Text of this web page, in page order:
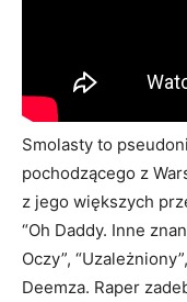
Smolasty to
pochodzącego z
z jego większych
“Oh Daddy. Inne
Oczy”,
Deemza. Raper